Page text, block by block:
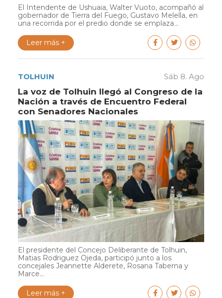
El Intendente de Ushuaia, Walter Vuoto, acompañó al
gobernador de Tierra del Fuego, Gustavo Melella, en
una recorrida por el predio donde se emplaza...
Leer más +
TOLHUIN Sáb 8. Ago
La voz de Tolhuin llegó al Congreso de la
Nación a través de Encuentro Federal
con Senadores Nacionales
El presidente del Concejo Deliberante de Tolhuin,
Matias Rodriguez Ojeda, participó junto a los
concejales Jeannette Alderete, Rosana Taberna y
Marce...
Leer más +